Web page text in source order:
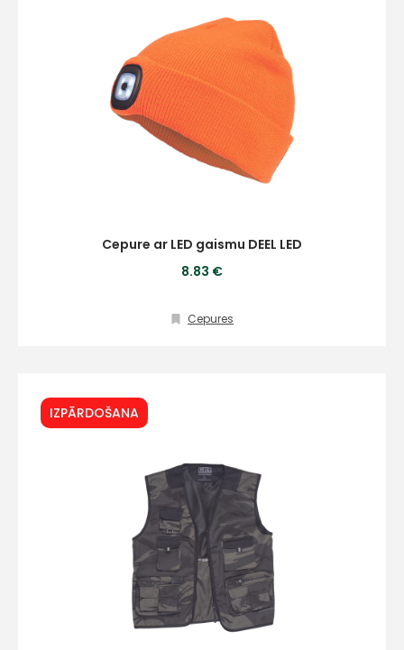
Cepure ar LED gaismu DEEL LED
8.83 €
Cepures
IZPĀRDOŠANA